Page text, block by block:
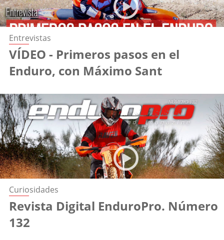
Entrevistas
VÍDEO - Primeros pasos en el
Enduro, con Máximo Sant
Curiosidades
Revista Digital EnduroPro. Número
132